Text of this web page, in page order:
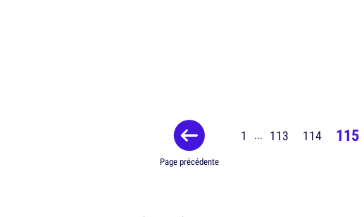
Page précédente
1 ... 113 114 115